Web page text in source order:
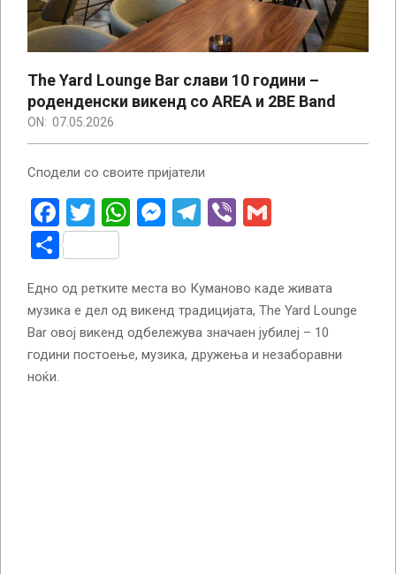
The Yard Lounge Bar слави 10 години –
роденденски викенд со AREA и 2BE Band
ON: 07.05.2026
Сподели со своите пријатели
Facebook
Twitter
WhatsApp
Messenger
Telegram
Viber
Share
Едно од ретките места во Куманово каде живата
музика е дел од викенд традицијата, The Yard Lounge
Bar овој викенд одбележува значаен јубилеј – 10
години постоење, музика, дружења и незаборавни
ноќи.